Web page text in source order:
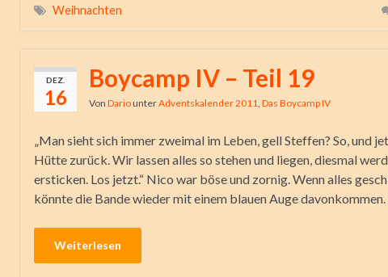
Weihnachten
DEZ.
16
Boycamp IV – Teil 19
Von DariounterAdventskalender 2011, Das Boycamp IV
„Man sieht sich immer zweimal im Leben, gell Steffen? So, und
Hütte zurück. Wir lassen alles so stehen und liegen, diesmal
ersticken. Los jetzt.“ Nico war böse und zornig. Wenn alles
könnte die Bande wieder mit einem blauen Auge
Weiterlesen